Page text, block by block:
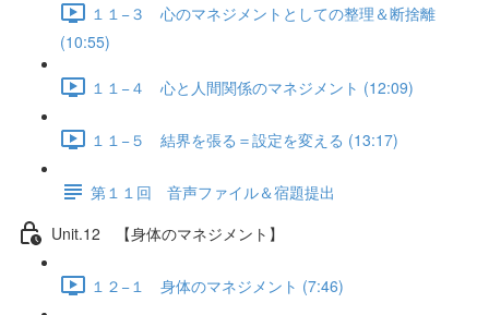
１１−３ 心のマネジメントとしての整理＆断捨離
(10:55)
１１−４ 心と人間関係のマネジメント (12:09)
１１−５ 結界を張る＝設定を変える (13:17)
第１１回 音声ファイル＆宿題提出
Unit.12 【身体のマネジメント】
１２−１ 身体のマネジメント (7:46)